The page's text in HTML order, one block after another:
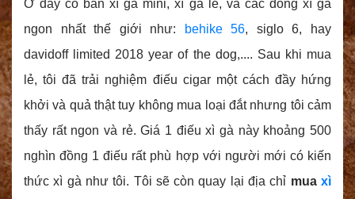
Ở đây có bán xì gà mini, xì gà lẻ, và các dòng xì gà
ngon nhất thế giới như:
behike 56, siglo 6, hay
davidoff limited 2018 year of the dog,.... Sau khi mua
lẻ, tôi đã trải nghiệm điếu cigar một cách đầy hứng
khởi và quả thật tuy không mua loại đắt nhưng tôi cảm
thấy rất ngon và rẻ. Giá 1 điếu xì gà này khoảng 500
nghìn đồng 1 điếu rất phù hợp với người mới có kiến
thức xì gà như tôi. Tôi sẽ còn quay lại địa chỉ muaxì